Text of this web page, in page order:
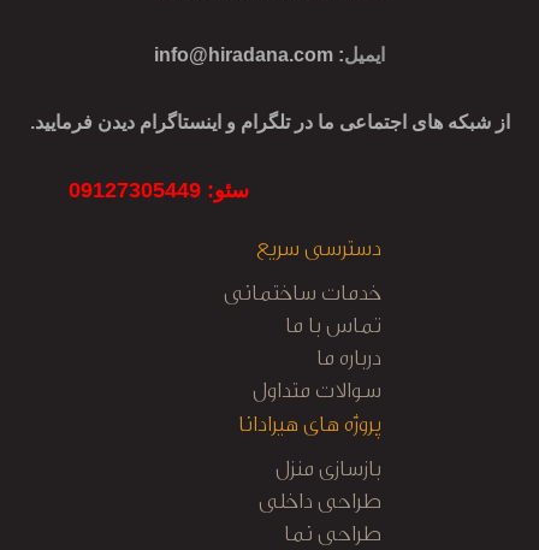
ایمیل:
info@hiradana.com
از شبکه های اجتماعی ما در تلگرام و اینستاگرام دیدن فرمایید.
سئو: 09127305449
دسترسی سریع
خدمات ساختمانی
تماس با ما
درباره ما
سوالات متداول
پروژه های هیرادانا
بازسازی منزل
طراحی داخلی
طراحی نما